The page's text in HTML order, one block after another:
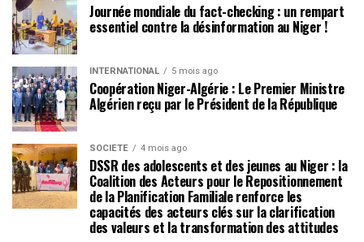
Journée mondiale du fact-checking : un rempart
essentiel contre la désinformation au Niger !
INTERNATIONAL 5 mois ago
Coopération Niger-Algérie : Le Premier Ministre
Algérien reçu par le Président de la République
SOCIÉTÉ 4 mois ago
DSSR des adolescents et des jeunes au Niger : la
Coalition des Acteurs pour le Repositionnement
de la Planification Familiale renforce les
capacités des acteurs clés sur la clarification
des valeurs et la transformation des attitudes